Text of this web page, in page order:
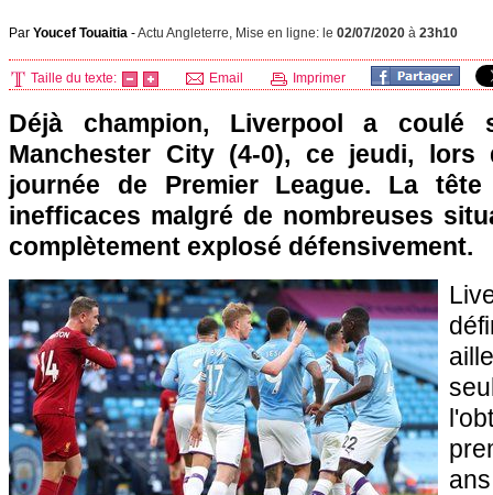
Par Youcef Touaitia -Actu Angleterre, Mise en ligne: le 02/07/2020 à 23h10
Taille du texte: Email Imprimer
Déjà champion, Liverpool a coulé
Manchester City (4-0), ce jeudi,
journée de Premier League. La
inefficaces malgré de nombreuses
complètement explosé défensivement.